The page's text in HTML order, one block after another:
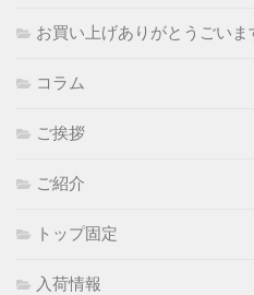
お買い上げありがとうごいま
コラム
ご挨拶
ご紹介
トップ固定
入荷情報